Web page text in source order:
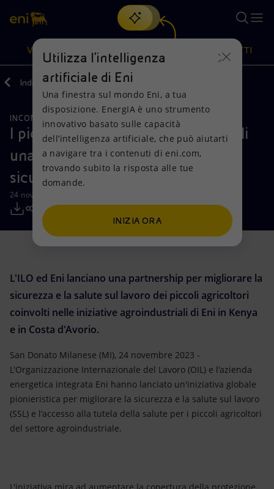
Cerca
scopri EnergIA, la nostra nuova soluzione di intelligenza
artificiale.
VISIONE
Visione
Mission e valori
Persone e Partnership
Net Zero
Modello satellitare
Energia accessibile
Innovazione
Azioni
Diversificazione energetica
Tecnologie per la transizione
Collaborazioni per l'innovazione
Attività nel mondo
PRODOTTI
Prodotti
Casa
Imprese
Mobilità
Indietro Media Comunicati Stampa
INCONTRI E ACCORDI
I piccoli agricoltori beneficeranno di
una nuova partnership per la
sicurezza e la salute sul lavoro
24 novembre 2023 - 12:00 CET
L'ILO ed Eni lanciano una partnership per migliorare la
sicurezza e la salute sul lavoro dei piccoli agricoltori
coinvolti nelle iniziative agroindustriali di Eni in Kenya
e in Costa d'Avorio.
San Donato Milanese (MI), 24 novembre 2023 -
L'Organizzazione Internazionale del Lavoro (OIL) e l'azienda
energetica integrata Eni hanno lanciato un'iniziativa globale
pionieristica per migliorare la sicurezza e la salute sul lavoro
(SSL) e l'accesso alla tutela della salute per i piccoli agricoltori
del settore agroindustriale.
Utilizza l'intelligenza
artificiale di Eni
Una finestra sul mondo Eni, a tua
disposizione. EnergIA è uno strumento
innovativo basato sulle capacità
dell’intelligenza artificiale, che può aiutarti
a navigare tra i contenuti di eni.com,
trovando subito la risposta alle tue
domande.
INIZIA ORA